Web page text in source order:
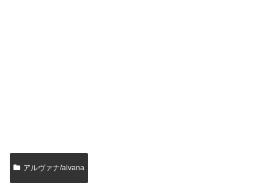
アルヴァナ/alvana